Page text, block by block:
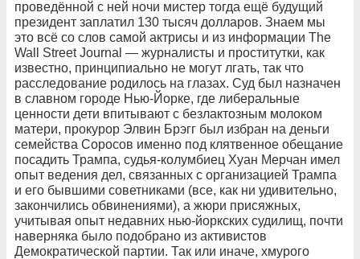
проведённой с ней ночи мистер тогда ещё будущий
президент заплатил 130 тысяч долларов. Знаем мы
это всё со слов самой актрисы и из информации The
Wall Street Journal — журналисты и проститутки, как
известно, принципиально не могут лгать, так что
расследование родилось на глазах. Суд был назначен
в славном городе Нью-Йорке, где либеральные
ценности дети впитывают с безлактозным молоком
матери, прокурор Элвин Брэгг был избран на деньги
семейства Соросов именно под клятвенное обещание
посадить Трампа, судья-колумбиец Хуан Мерчан имел
опыт ведения дел, связанных с организацией Трампа
и его бывшими советниками (все, как ни удивительно,
закончились обвинениями), а жюри присяжных,
учитывая опыт недавних нью-йоркских судилищ, почти
наверняка было подобрано из активистов
Демократической партии. Так или иначе, хмурого